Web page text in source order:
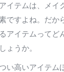
イテムは、メイ
ですよね。だか
アイテムってど
ょうか。
い高いアイテム